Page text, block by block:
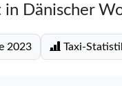
in Dänischer
2023 Taxi-